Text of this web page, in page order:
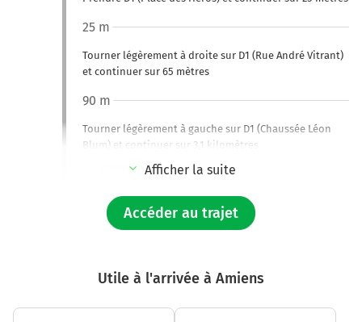
Tourner légèrement à droite sur D1 (Rue André Vitrant)
et continuer sur 65 mètres
25 m
Tourner légèrement à gauche sur D1 (Chaussée Léon
Blum) et continuer sur 3,1 kilomètres
Chaussée Léon Blum
90 m
Tourner à droite sur D329 (Place de la Liberté) et
3,2 km
3,3 km
Afficher la suite
Accéder au trajet
Utile à l'arrivée à Amiens